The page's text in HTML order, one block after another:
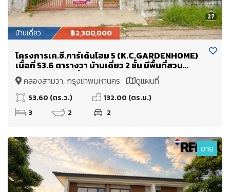
27
บ้านเดี่ยว ฿2,300,000
โครงการเค.ซี.การ์เด้นโฮม 5 (K.C.GARDENHOME)
เนื้อที่ 53.6 ตารางวา บ้านเดี่ยว 2 ชั้น มีพื้นที่สวน
บริเวณรอบบ้าน สิ่งแวดล้อมดี
คลองสามวา, กรุงเทพมหานคร ดูแผนที่
53.60 (ตร.ว.)
132.00 (ตร.ม.)
3
2 2
ขาย